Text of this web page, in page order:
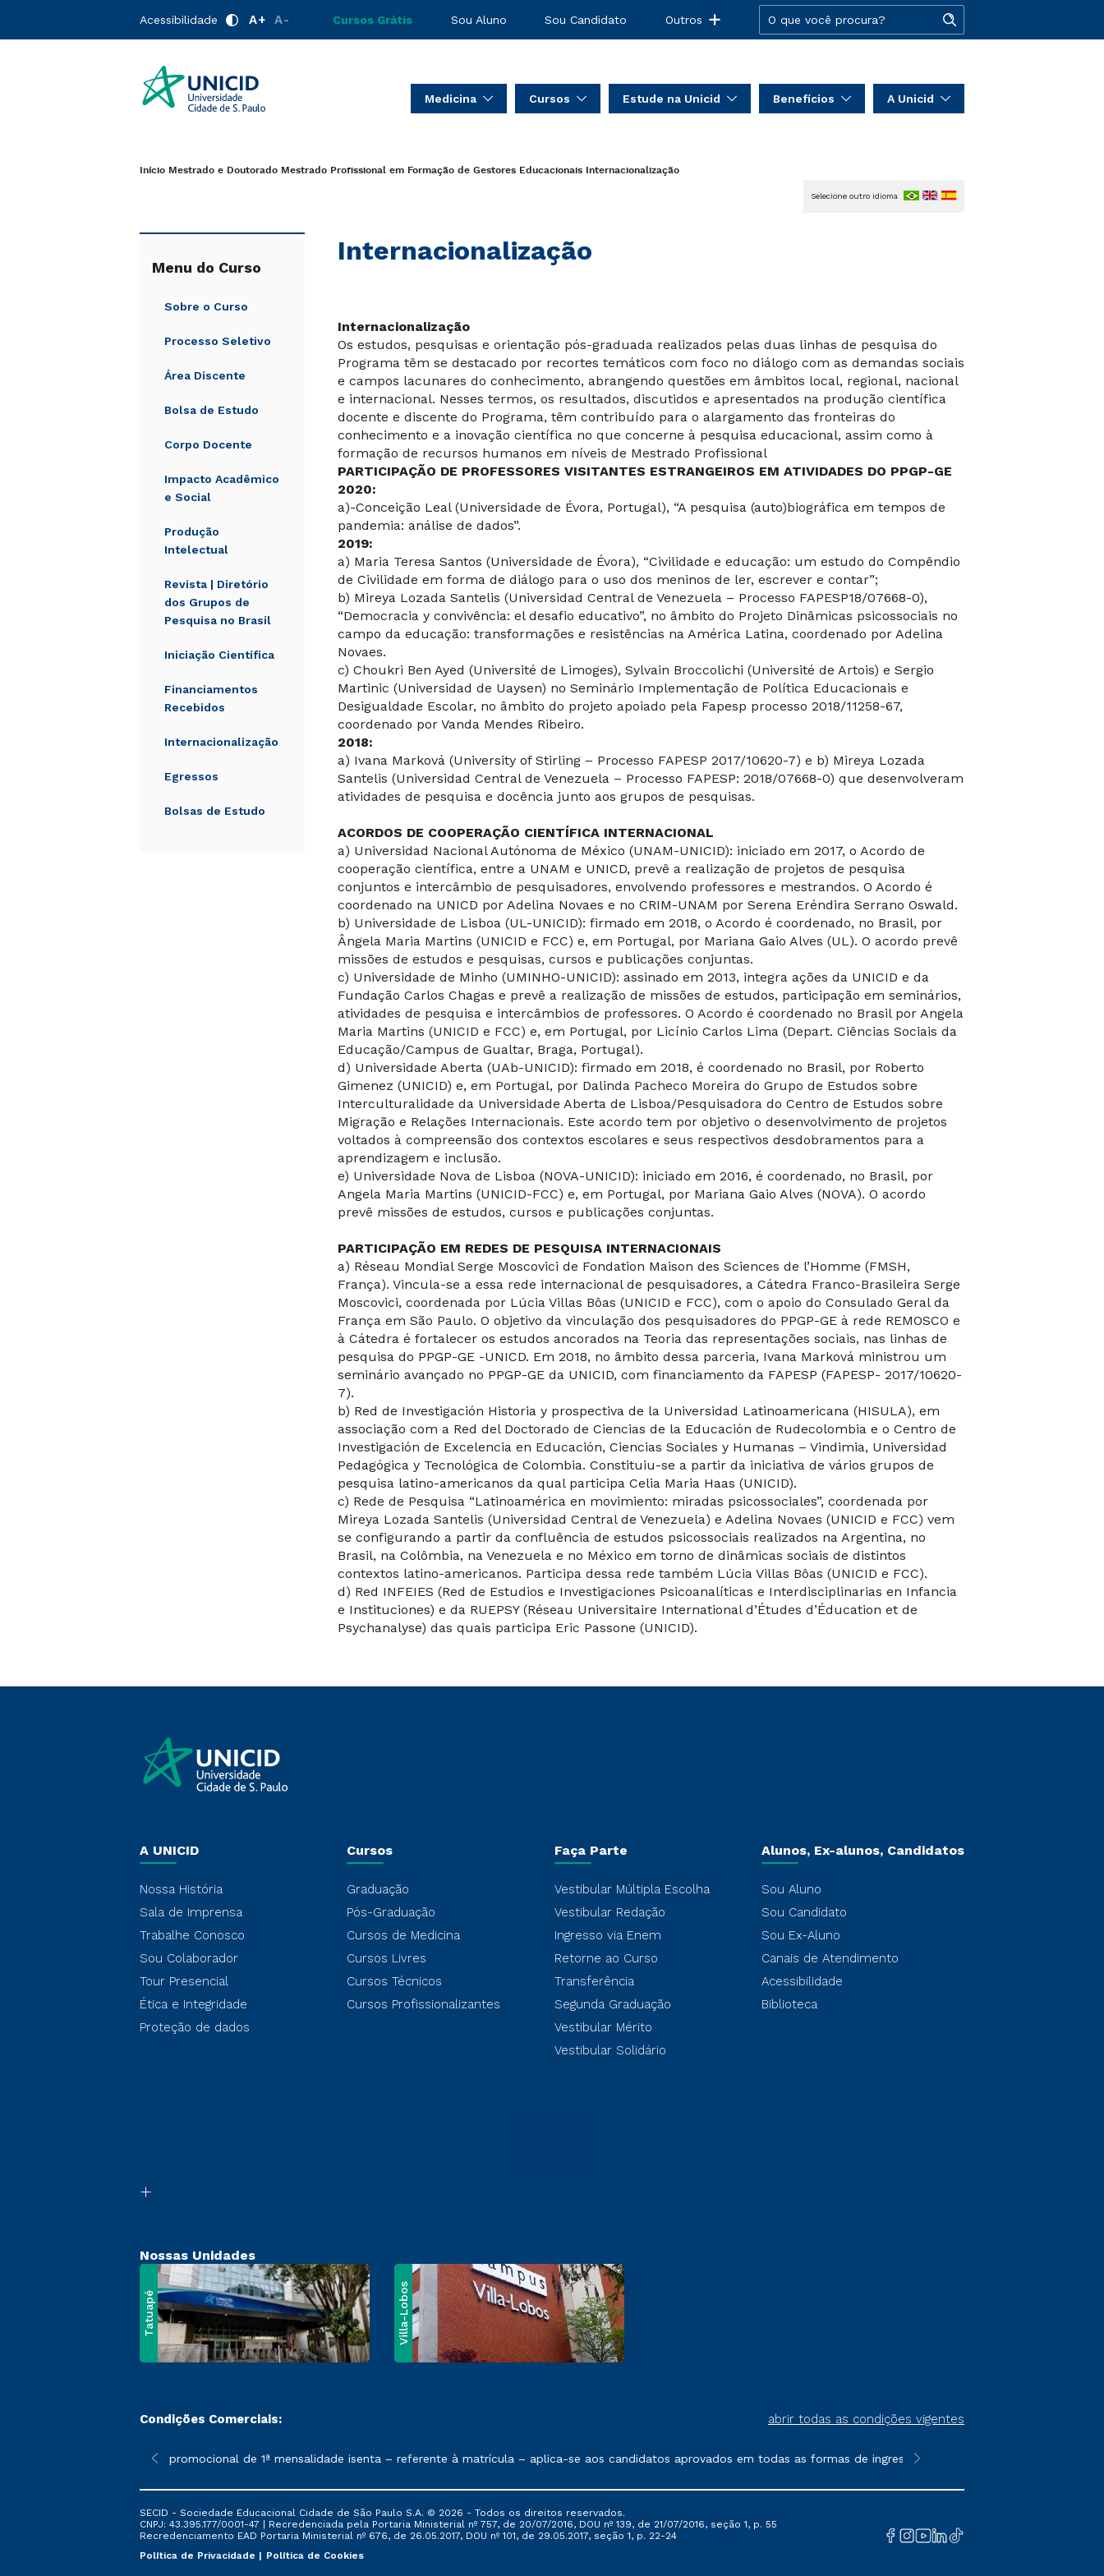
Acessibilidade A+ A- Cursos Grátis Sou Aluno Sou Candidato Outros
Medicina Cursos Estude na Unicid Benefícios A Unicid
Início Mestrado e Doutorado Mestrado Profissional em Formação de Gestores Educacionais Internacionalização
Menu do Curso
Sobre o Curso
Processo Seletivo
Área Discente
Bolsa de Estudo
Corpo Docente
Impacto Acadêmico
e Social
Produção
Intelectual
Revista | Diretório
dos Grupos de
Pesquisa no Brasil
Iniciação Científica
Financiamentos
Recebidos
Internacionalização
Egressos
Bolsas de Estudo
Internacionalização
Selecione outro idioma
Internacionalização
Os estudos, pesquisas e orientação pós-graduada realizados pelas duas linhas de pesquisa do
Programa têm se destacado por recortes temáticos com foco no diálogo com as demandas sociais
e campos lacunares do conhecimento, abrangendo questões em âmbitos local, regional, nacional
e internacional. Nesses termos, os resultados, discutidos e apresentados na produção científica
docente e discente do Programa, têm contribuído para o alargamento das fronteiras do
conhecimento e a inovação científica no que concerne à pesquisa educacional, assim como à
formação de recursos humanos em níveis de Mestrado Profissional
PARTICIPAÇÃO DE PROFESSORES VISITANTES ESTRANGEIROS EM ATIVIDADES DO PPGP-GE
2020:
a)-Conceição Leal (Universidade de Évora, Portugal), “A pesquisa (auto)biográfica em tempos de
pandemia: análise de dados”.
2019:
a) Maria Teresa Santos (Universidade de Évora), “Civilidade e educação: um estudo do Compêndio
de Civilidade em forma de diálogo para o uso dos meninos de ler, escrever e contar”;
b) Mireya Lozada Santelis (Universidad Central de Venezuela – Processo FAPESP18/07668-0),
“Democracia y convivência: el desafio educativo”, no âmbito do Projeto Dinâmicas psicossociais no
campo da educação: transformações e resistências na América Latina, coordenado por Adelina
Novaes.
c) Choukri Ben Ayed (Université de Limoges), Sylvain Broccolichi (Université de Artois) e Sergio
Martinic (Universidad de Uaysen) no Seminário Implementação de Política Educacionais e
Desigualdade Escolar, no âmbito do projeto apoiado pela Fapesp processo 2018/11258-67,
coordenado por Vanda Mendes Ribeiro.
2018:
a) Ivana Marková (University of Stirling – Processo FAPESP 2017/10620-7) e b) Mireya Lozada
Santelis (Universidad Central de Venezuela – Processo FAPESP: 2018/07668-0) que desenvolveram
atividades de pesquisa e docência junto aos grupos de pesquisas.
ACORDOS DE COOPERAÇÃO CIENTÍFICA INTERNACIONAL
a) Universidad Nacional Autónoma de México (UNAM-UNICID): iniciado em 2017, o Acordo de
cooperação científica, entre a UNAM e UNICD, prevê a realização de projetos de pesquisa
conjuntos e intercâmbio de pesquisadores, envolvendo professores e mestrandos. O Acordo é
coordenado na UNICD por Adelina Novaes e no CRIM-UNAM por Serena Eréndira Serrano Oswald.
b) Universidade de Lisboa (UL-UNICID): firmado em 2018, o Acordo é coordenado, no Brasil, por
Ângela Maria Martins (UNICID e FCC) e, em Portugal, por Mariana Gaio Alves (UL). O acordo prevê
missões de estudos e pesquisas, cursos e publicações conjuntas.
c) Universidade de Minho (UMINHO-UNICID): assinado em 2013, integra ações da UNICID e da
Fundação Carlos Chagas e prevê a realização de missões de estudos, participação em seminários,
atividades de pesquisa e intercâmbios de professores. O Acordo é coordenado no Brasil por Angela
Maria Martins (UNICID e FCC) e, em Portugal, por Licínio Carlos Lima (Depart. Ciências Sociais da
Educação/Campus de Gualtar, Braga, Portugal).
d) Universidade Aberta (UAb-UNICID): firmado em 2018, é coordenado no Brasil, por Roberto
Gimenez (UNICID) e, em Portugal, por Dalinda Pacheco Moreira do Grupo de Estudos sobre
Interculturalidade da Universidade Aberta de Lisboa/Pesquisadora do Centro de Estudos sobre
Migração e Relações Internacionais. Este acordo tem por objetivo o desenvolvimento de projetos
voltados à compreensão dos contextos escolares e seus respectivos desdobramentos para a
aprendizagem e inclusão.
e) Universidade Nova de Lisboa (NOVA-UNICID): iniciado em 2016, é coordenado, no Brasil, por
Angela Maria Martins (UNICID-FCC) e, em Portugal, por Mariana Gaio Alves (NOVA). O acordo
prevê missões de estudos, cursos e publicações conjuntas.
PARTICIPAÇÃO EM REDES DE PESQUISA INTERNACIONAIS
a) Réseau Mondial Serge Moscovici de Fondation Maison des Sciences de l’Homme (FMSH,
França). Vincula-se a essa rede internacional de pesquisadores, a Cátedra Franco-Brasileira Serge
Moscovici, coordenada por Lúcia Villas Bôas (UNICID e FCC), com o apoio do Consulado Geral da
França em São Paulo. O objetivo da vinculação dos pesquisadores do PPGP-GE à rede REMOSCO e
à Cátedra é fortalecer os estudos ancorados na Teoria das representações sociais, nas linhas de
pesquisa do PPGP-GE -UNICD. Em 2018, no âmbito dessa parceria, Ivana Marková ministrou um
seminário avançado no PPGP-GE da UNICID, com financiamento da FAPESP (FAPESP- 2017/10620-
7).
b) Red de Investigación Historia y prospectiva de la Universidad Latinoamericana (HISULA), em
associação com a Red del Doctorado de Ciencias de la Educación de Rudecolombia e o Centro de
Investigación de Excelencia en Educación, Ciencias Sociales y Humanas – Vindimia, Universidad
Pedagógica y Tecnológica de Colombia. Constituiu-se a partir da iniciativa de vários grupos de
pesquisa latino-americanos da qual participa Celia Maria Haas (UNICID).
c) Rede de Pesquisa “Latinoamérica en movimiento: miradas psicossociales”, coordenada por
Mireya Lozada Santelis (Universidad Central de Venezuela) e Adelina Novaes (UNICID e FCC) vem
se configurando a partir da confluência de estudos psicossociais realizados na Argentina, no
Brasil, na Colômbia, na Venezuela e no México em torno de dinâmicas sociais de distintos
contextos latino-americanos. Participa dessa rede também Lúcia Villas Bôas (UNICID e FCC).
d) Red INFEIES (Red de Estudios e Investigaciones Psicoanalíticas e Interdisciplinarias en Infancia
e Instituciones) e da RUEPSY (Réseau Universitaire International d’Études d’Éducation et de
Psychanalyse) das quais participa Eric Passone (UNICID).
A UNICID
Nossa História
Sala de Imprensa
Trabalhe Conosco
Sou Colaborador
Tour Presencial
Ética e Integridade
Proteção de dados
Cursos
Graduação
Pós-Graduação
Cursos de Medicina
Cursos Livres
Cursos Técnicos
Cursos Profissionalizantes
Faça Parte
Vestibular Múltipla Escolha
Vestibular Redação
Ingresso via Enem
Retorne ao Curso
Transferência
Segunda Graduação
Vestibular Mérito
Vestibular Solidário
Alunos, Ex-alunos, Candidatos
Sou Aluno
Sou Candidato
Sou Ex-Aluno
Canais de Atendimento
Acessibilidade
Biblioteca
Nossas Unidades
Tatuapé Villa-Lobos
Condições Comerciais: abrir todas as condições vigentes
sofrer alterações nos períodos de rematrícula conforme exposto no contrato de prestação de serviços
*A condição promocional de 1ª mensalidade isenta – referente à matrícula – aplica-se aos candidatos aprovados em todas as formas de ingresso, exceto na prova on-line ou
**Semipresencial é um formato do
SECID - Sociedade Educacional Cidade de São Paulo S.A. © 2026 - Todos os direitos reservados.
CNPJ: 43.395.177/0001-47 | Recredenciada pela Portaria Ministerial nº 757, de 20/07/2016, DOU nº 139, de 21/07/2016, seção 1, p. 55
Recredenciamento EAD Portaria Ministerial nº 676, de 26.05.2017, DOU nº 101, de 29.05.2017, seção 1, p. 22-24
Política de Privacidade
Política de Cookies